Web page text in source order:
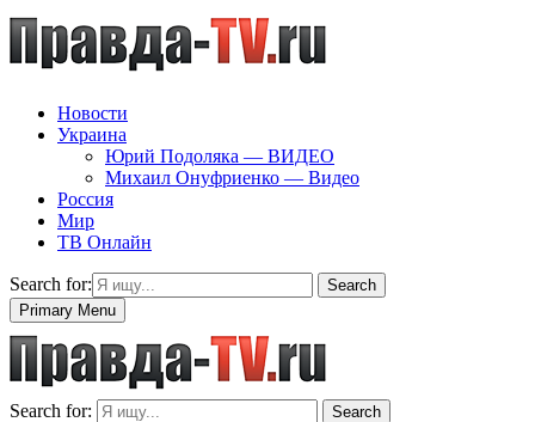
Новости
Украина
Юрий Подоляка — ВИДЕО
Михаил Онуфриенко — Видео
Россия
Мир
ТВ Онлайн
Search for:
Search
Primary Menu
Search for: Search